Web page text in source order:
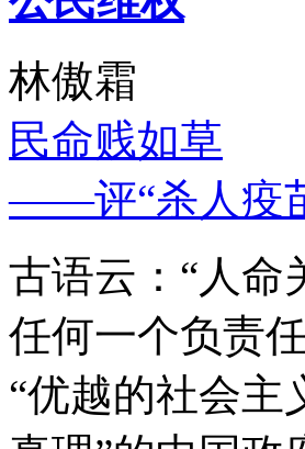
林傲霜
民命贱如草
——评“杀人疫
古语云：“人命
任何一个负责
“优越的社会主